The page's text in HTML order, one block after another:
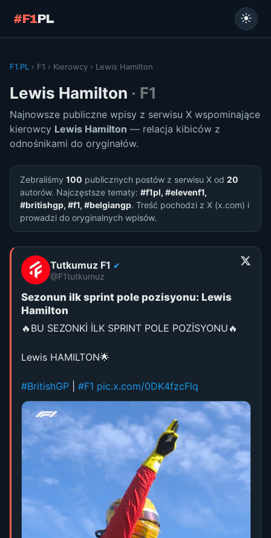
#F1PL
F1.PL › F1 › Kierowcy › Lewis Hamilton
Lewis Hamilton · F1
Najnowsze publiczne wpisy z serwisu X wspominające
kierowcy Lewis Hamilton — relacja kibiców z
odnośnikami do oryginałów.
Zebraliśmy 100 publicznych postów z serwisu X od 20
autorów. Najczęstsze tematy: #f1pl, #elevenf1,
#britishgp, #f1, #belgiangp. Treść pochodzi z X (x.com) i
prowadzi do oryginalnych wpisów.
Tutkumuz F1 ✔
@F1tutkumuz
Sezonun ilk sprint pole pozisyonu: Lewis
Hamilton
🔥BU SEZONKİ İLK SPRINT POLE POZİSYONU🔥
Lewis HAMILTON🌟
#BritishGP #F1 pic.x.com/0DK4fzcFlq